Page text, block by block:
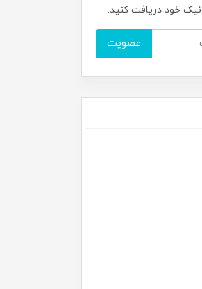
خود دریافت کنید.
عضویت